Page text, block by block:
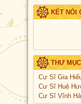
KẾT NỐI
THƯ
Cư Sĩ Gia
Cư Sĩ Huệ
Cư Sĩ Vĩnh